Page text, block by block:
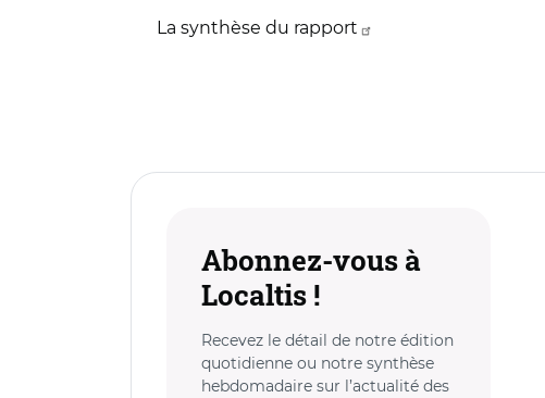
La synthèse du rapport
Abonnez-vous à
Localtis !
Recevez le détail de notre édition
quotidienne ou notre synthèse
hebdomadaire sur l’actualité des